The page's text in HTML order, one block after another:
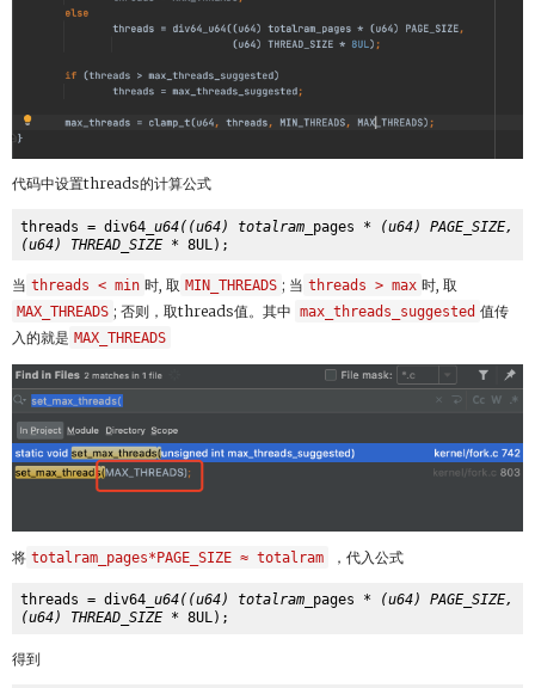
代码中设置threads的计算公式
threads = div64_u64((u64) totalram_ pages * (u64) PAGE_SIZE,
(u64) THREAD_SIZE *
当 threads < min 时, 取 MIN_THREADS ; 当 threads > max 时, 取
MAX_THREADS ; 否则，取threads值。其中 max_threads_suggested 值传
入的就是 MAX_THREADS
将 totalram_pages*PAGE_SIZE ≈ totalram ，代入公式
threads = div64_u64((u64) totalram_ pages * (u64) PAGE_SIZE,
(u64) THREAD_SIZE *
得到